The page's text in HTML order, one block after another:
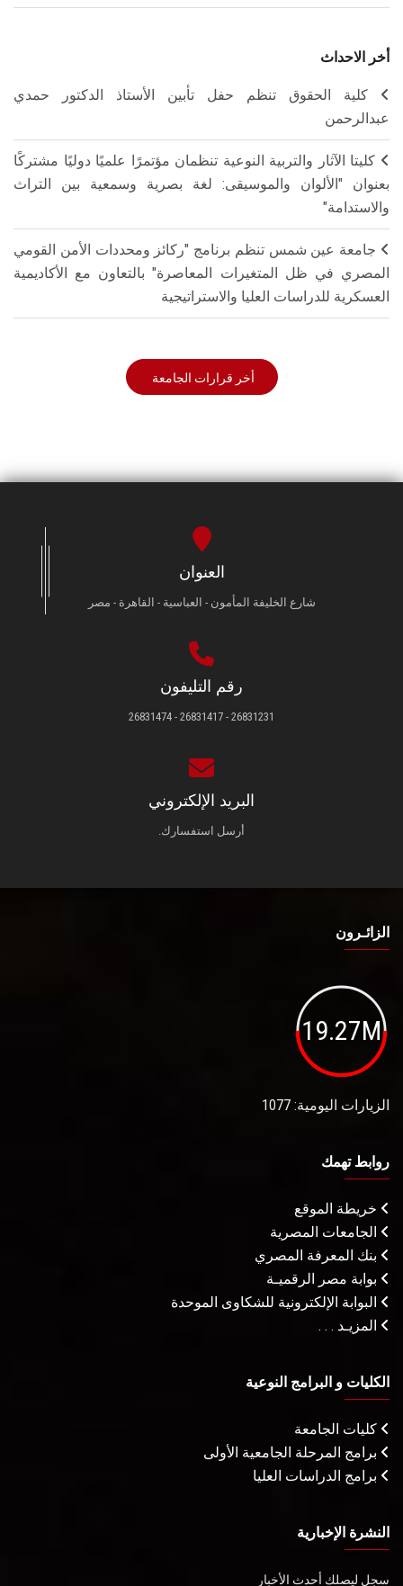
أخر الاحداث
كلية الحقوق تنظم حفل تأبين الأستاذ الدكتور حمدي
عبدالرحمن
كليتا الآثار والتربية النوعية تنظمان مؤتمرًا علميًا دوليًا مشتركًا
بعنوان "الألوان والموسيقى: لغة بصرية وسمعية بين التراث
والاستدامة"
جامعة عين شمس تنظم برنامج "ركائز ومحددات الأمن القومي
المصري في ظل المتغيرات المعاصرة" بالتعاون مع الأكاديمية
العسكرية للدراسات العليا والاستراتيجية
أخر قرارات الجامعة
العنوان
شارع الخليفة المأمون - العباسية - القاهرة - مصر
رقم التليفون
26831231 - 26831417 - 26831474
البريد الإلكتروني
أرسل استفسارك.
الزائـرون
19.27M
الزيارات اليومية: 1077
روابط تهمك
خريطة الموقع
الجامعات المصرية
بنك المعرفة المصري
بوابة مصر الرقميـة
البوابة الإلكترونية للشكاوى الموحدة
المزيـد . . .
الكليات و البرامج النوعية
كليات الجامعة
برامج المرحلة الجامعية الأولى
برامج الدراسات العليا
النشرة الإخبارية
سجل ليصلك أحدث الأخبار